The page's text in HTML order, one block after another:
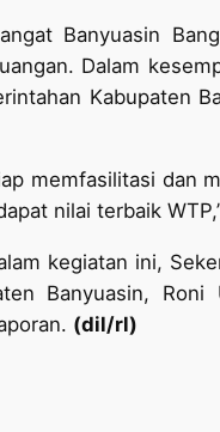
Banyuasin
Dalam
Kabupaten
memfasilitasi dan
nilai terbaik
kegiatan ini,
Banyuasin,
(dil/rl)